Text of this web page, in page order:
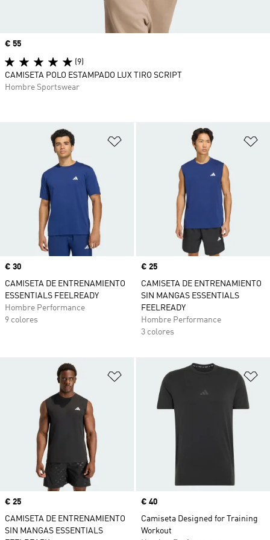
Añadir a la lista de deseos
Precio
€ 30
CAMISETA DE ENTRENAMIENTO
ESSENTIALS FEELREADY
Hombre Performance
9 colores
Precio
€ 25
CAMISETA DE ENTRENAMIENTO
SIN MANGAS ESSENTIALS
FEELREADY
Hombre Performance
3 colores
Añadir a la lista de deseos
Precio
€ 25
CAMISETA DE ENTRENAMIENTO
SIN MANGAS ESSENTIALS
Precio
€ 40
Camiseta Designed for Training
Workout
Precio
€ 55
(9)
CAMISETA POLO ESTAMPADO LUX TIRO SCRIPT
Hombre Sportswear